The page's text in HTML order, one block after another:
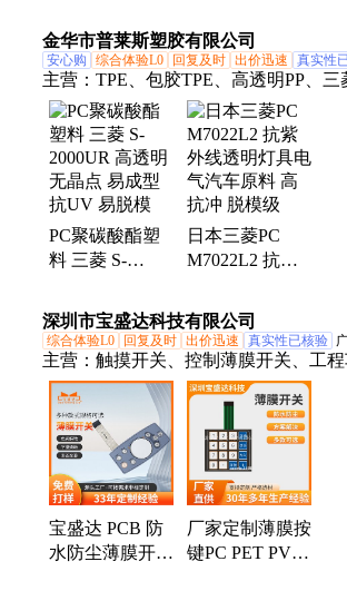
制组件 杰瑞
金华市普莱斯塑胶有限公司
安心购 综合体验L0 回复及时 出价迅速 真实性
主营： TPE、包胶TPE、高透明PP、三
PP、透明PP
PC聚碳酸酯塑
料 三菱 S-
无晶点 易成型
抗UV 易脱模
日本三菱PC
M7022L2 抗紫
气汽车原料 高
抗冲 脱模级
深圳市宝盛达科技有限公司
综合体验L0 回复及时 出价迅速 真实性已核验
主营： 触摸开关、控制薄膜开关、工
宝盛达 PCB 防
水防尘薄膜开关
厂家定制薄膜按
键PC PET PVC